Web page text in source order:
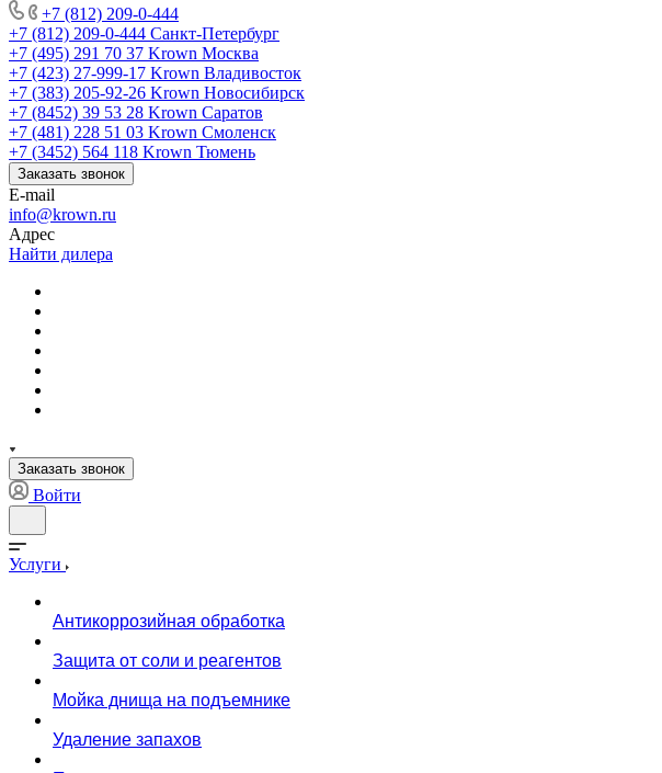
+7 (812) 209-0-444
+7 (812) 209-0-444 Санкт-Петербург
+7 (495) 291 70 37 Krown Москва
+7 (423) 27-999-17 Krown Владивосток
+7 (383) 205-92-26 Krown Новосибирск
+7 (8452) 39 53 28 Krown Саратов
+7 (481) 228 51 03 Krown Смоленск
+7 (3452) 564 118 Krown Тюмень
Заказать звонок
E-mail
info@krown.ru
Адрес
Найти дилера
Заказать звонок
Войти
Услуги
Антикоррозийная обработка
Защита от соли и реагентов
Мойка днища на подъемнике
Удаление запахов